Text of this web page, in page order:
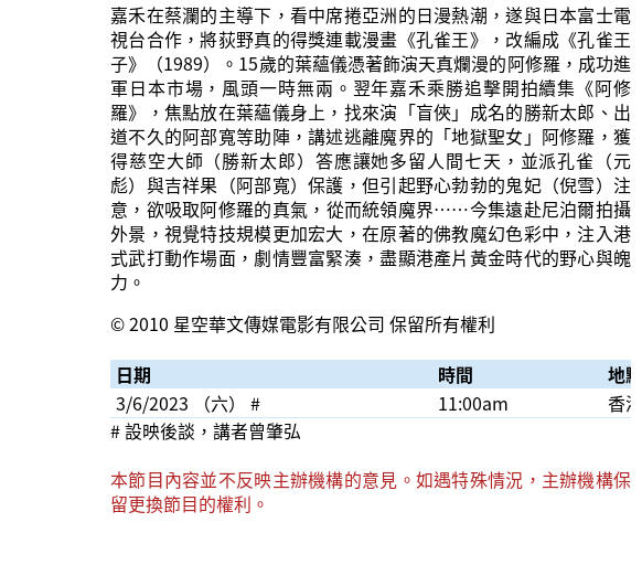
嘉禾在蔡瀾的主導下，看中席捲亞洲的日漫熱潮，遂與日本富士電
視台合作，將荻野真的得獎連載漫畫《孔雀王》，改編成《孔雀王
子》（1989）。15歲的葉蘊儀憑著飾演天真爛漫的阿修羅，成功進
軍日本市場，風頭一時無兩。翌年嘉禾乘勝追擊開拍續集《阿修
羅》，焦點放在葉蘊儀身上，找來演「盲俠」成名的勝新太郎、出
道不久的阿部寬等助陣，講述逃離魔界的「地獄聖女」阿修羅，獲
得慈空大師（勝新太郎）答應讓她多留人間七天，並派孔雀（元
彪）與吉祥果（阿部寬）保護，但引起野心勃勃的鬼妃（倪雪）注
意，欲吸取阿修羅的真氣，從而統領魔界……今集遠赴尼泊爾拍攝
外景，視覺特技規模更加宏大，在原著的佛教魔幻色彩中，注入港
式武打動作場面，劇情豐富緊湊，盡顯港產片黃金時代的野心與魄
力。
© 2010 星空華文傳媒電影有限公司 保留所有權利
日期
時間
地點
3/6/2023 （六） #
11:00am
香
# 設映後談，講者曾肇弘
本節目內容並不反映主辦機構的意見。如遇特殊情況，主辦機構保
留更換節目的權利。